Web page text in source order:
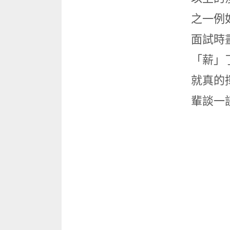
之一例
面試時
「薪
就真的
輩談一